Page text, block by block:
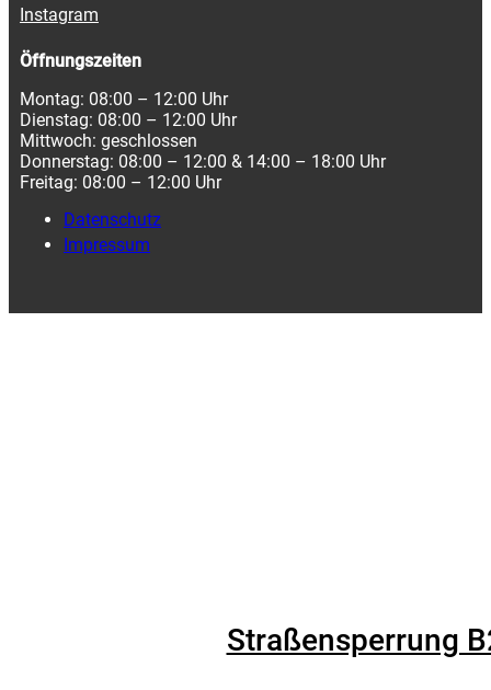
Instagram
Öffnungszeiten
Montag: 08:00 – 12:00 Uhr
Dienstag: 08:00 – 12:00 Uhr
Mittwoch: geschlossen
Donnerstag: 08:00 – 12:00 & 14:00 – 18:00 Uhr
Freitag: 08:00 – 12:00 Uhr
Datenschutz
Impressum
Straßensperrung